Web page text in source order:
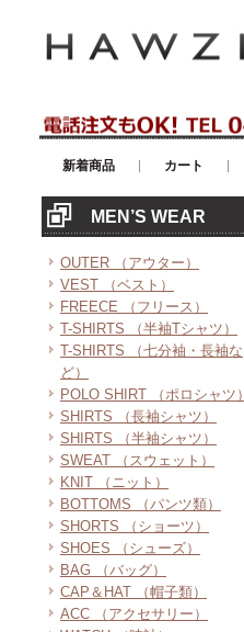
新着商品 カート
MEN’S WEAR
OUTER （アウター）
VEST （ベスト）
FREECE （フリース）
T-SHIRTS （半袖Tシャツ）
T-SHIRTS （七分袖・長袖な
ど）
POLO SHIRT （ポロシャツ）
SHIRTS （長袖シャツ）
SHIRTS （半袖シャツ）
SWEAT （スウェット）
KNIT （ニット）
BOTTOMS （パンツ類）
SHORTS （ショーツ）
SHOES （シューズ）
BAG （バッグ）
CAP＆HAT （帽子類）
ACC （アクセサリー）